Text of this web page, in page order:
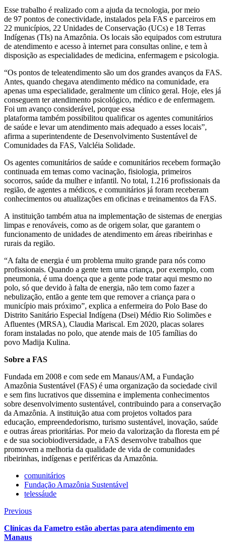
Esse trabalho é realizado com a ajuda da tecnologia, por meio
de 97 pontos de conectividade, instalados pela FAS e parceiros em
22 municípios, 22 Unidades de Conservação (UCs) e 18 Terras
Indígenas (TIs) na Amazônia. Os locais são equipados com estrutura
de atendimento e acesso à internet para consultas online, e tem à
disposição as especialidades de medicina, enfermagem e psicologia.
“Os pontos de teleatendimento são um dos grandes avanços da FAS.
Antes, quando chegava atendimento médico na comunidade, era
apenas uma especialidade, geralmente um clínico geral. Hoje, eles já
conseguem ter atendimento psicológico, médico e de enfermagem.
Foi um avanço considerável, porque essa
plataforma também possibilitou qualificar os agentes comunitários
de saúde e levar um atendimento mais adequado a esses locais”,
afirma a superintendente de Desenvolvimento Sustentável de
Comunidades da FAS, Valcléia Solidade.
Os agentes comunitários de saúde e comunitários recebem formação
continuada em temas como vacinação, fisiologia, primeiros
socorros, saúde da mulher e infantil. No total, 1.216 profissionais da
região, de agentes a médicos, e comunitários já foram receberam
conhecimentos ou atualizações em oficinas e treinamentos da FAS.
A instituição também atua na implementação de sistemas de energias
limpas e renováveis, como as de origem solar, que garantem o
funcionamento de unidades de atendimento em áreas ribeirinhas e
rurais da região.
“A falta de energia é um problema muito grande para nós como
profissionais. Quando a gente tem uma criança, por exemplo, com
pneumonia, é uma doença que a gente pode tratar aqui mesmo no
polo, só que devido à falta de energia, não tem como fazer a
nebulização, então a gente tem que remover a criança para o
município mais próximo”, explica a enfermeira do Polo Base do
Distrito Sanitário Especial Indígena (Dsei) Médio Rio Solimões e
Afluentes (MRSA), Claudia Mariscal. Em 2020, placas solares
foram instaladas no polo, que atende mais de 105 famílias do
povo Madija Kulina.
Sobre a FAS
Fundada em 2008 e com sede em Manaus/AM, a Fundação
Amazônia Sustentável (FAS) é uma organização da sociedade civil
e sem fins lucrativos que dissemina e implementa conhecimentos
sobre desenvolvimento sustentável, contribuindo para a conservação
da Amazônia. A instituição atua com projetos voltados para
educação, empreendedorismo, turismo sustentável, inovação, saúde
e outras áreas prioritárias. Por meio da valorização da floresta em pé
e de sua sociobiodiversidade, a FAS desenvolve trabalhos que
promovem a melhoria da qualidade de vida de comunidades
ribeirinhas, indígenas e periféricas da Amazônia.
comunitários
Fundação Amazônia Sustentável
telessáude
Navegação
de
Post
PreviousPrevious
Clínicas da Fametro estão abertas para atendimento em
Manaus